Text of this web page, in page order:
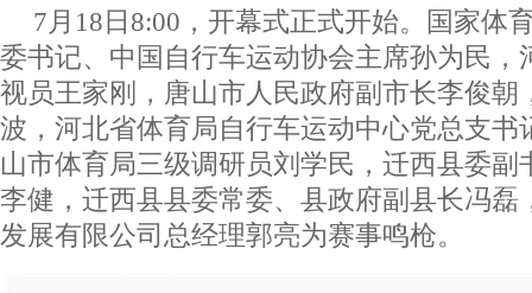
7月18日8:00，开幕式正式开始。国家体
委书记、中国自行车运动协会主席孙为民，
视员王家刚，唐山市人民政府副市长李俊朝
波，河北省体育局自行车运动中心党总支书
山市体育局三级调研员刘学民，迁西县委副
李健，迁西县县委常委、县政府副县长冯磊
发展有限公司总经理郭亮为赛事鸣枪。